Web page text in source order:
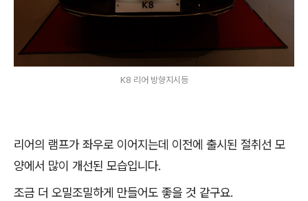
K8 리어 방향지시등
리어의 램프가 좌우로 이어지는데 이전에 출시된 절취선 모
양에서 많이 개선된 모습입니다.
조금 더 오밀조밀하게 만들어도 좋을 것 같구요.